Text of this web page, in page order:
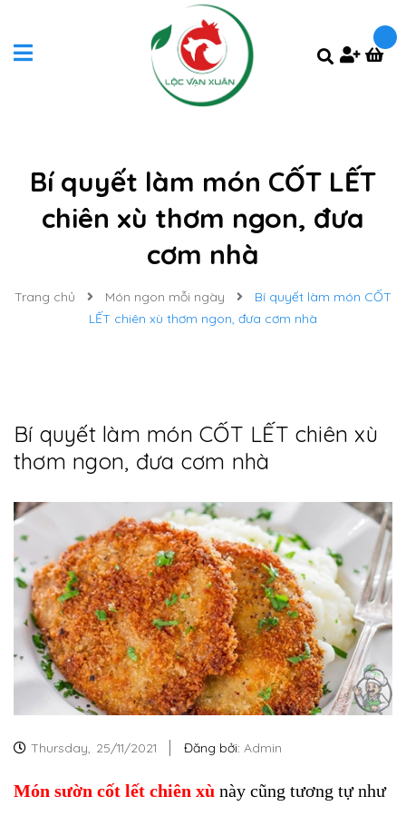
Bí quyết làm món CỐT LẾT
chiên xù thơm ngon, đưa
cơm nhà
Trang chủ Món ngon mỗi ngày
Bí quyết làm món CỐT
LẾT chiên xù thơm ngon, đưa cơm nhà
Bí quyết làm món CỐT LẾT chiên xù
thơm ngon, đưa cơm nhà
Thursday, 25/11/2021 Đăng bởi: Admin
Món sườn cốt lết chiên xù này cũng tương tự như